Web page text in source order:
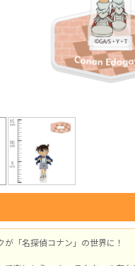
が「名探偵コナン」の世界に！